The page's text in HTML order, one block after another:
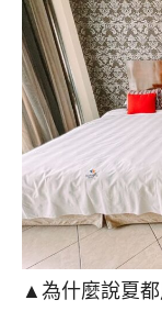
▲為什麼說夏